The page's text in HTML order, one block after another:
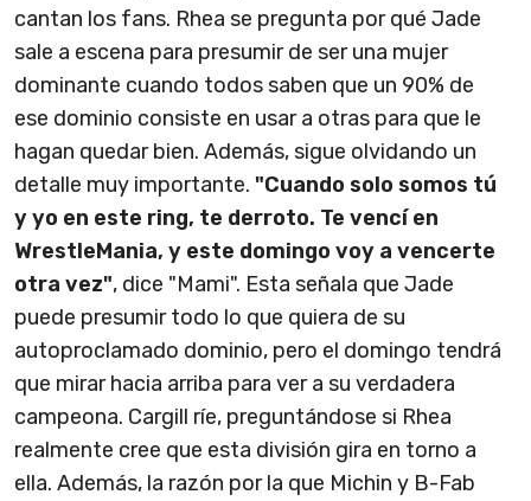
cantan los fans. Rhea se pregunta por qué Jade
sale a escena para presumir de ser una mujer
dominante cuando todos saben que un 90% de
ese dominio consiste en usar a otras para que le
hagan quedar bien. Además, sigue olvidando un
detalle muy importante. "Cuando solo somos tú
y yo en este ring, te derroto. Te vencí en
WrestleMania, y este domingo voy a vencerte
otra vez", dice "Mami". Esta señala que Jade
puede presumir todo lo que quiera de su
autoproclamado dominio, pero el domingo tendrá
que mirar hacia arriba para ver a su verdadera
campeona. Cargill ríe, preguntándose si Rhea
realmente cree que esta división gira en torno a
ella. Además, la razón por la que Michin y B-Fab